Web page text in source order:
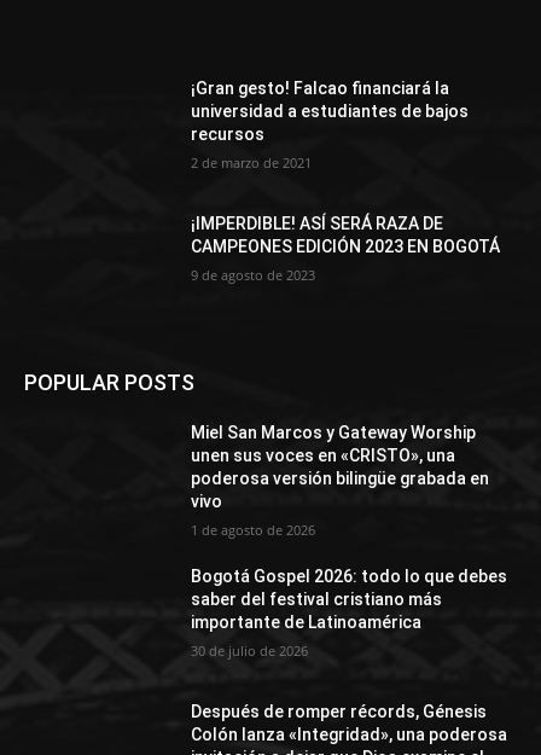
¡Gran gesto! Falcao financiará la
universidad a estudiantes de bajos
recursos
2 de marzo de 2021
¡IMPERDIBLE! ASÍ SERÁ RAZA DE
CAMPEONES EDICIÓN 2023 EN BOGOTÁ
9 de agosto de 2023
POPULAR POSTS
Miel San Marcos y Gateway Worship
unen sus voces en «CRISTO», una
poderosa versión bilingüe grabada en
vivo
1 de agosto de 2026
Bogotá Gospel 2026: todo lo que debes
saber del festival cristiano más
importante de Latinoamérica
30 de julio de 2026
Después de romper récords, Génesis
Colón lanza «Integridad», una poderosa